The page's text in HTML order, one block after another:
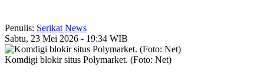
Penulis: Serikat News
Sabtu, 23 Mei 2026 - 19:34 WIB
Komdigi blokir situs Polymarket. (Foto: Net)